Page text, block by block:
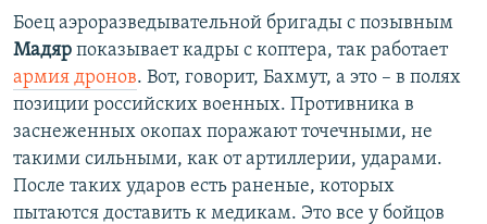
Боец аэроразведывательной бригады с позывным
Мадяр показывает кадры с коптера, так работает
армия дронов. Вот, говорит, Бахмут, а это – в полях
позиции российских военных. Противника в
заснеженных окопах поражают точечными, не
такими сильными, как от артиллерии, ударами.
После таких ударов есть раненые, которых
пытаются доставить к медикам. Это все у бойцов